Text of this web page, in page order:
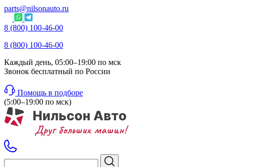
parts@nilsonauto.ru
8 (800) 100-46-00
8 (800) 100-46-00
Каждый день, 05:00–19:00 по мск
Звонок бесплатный по России
Помощь в подборе
(5:00–19:00 по мск)